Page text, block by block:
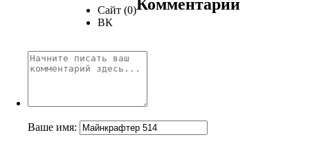
Сайт (0)
ВК
Комментарии
Ваше имя: